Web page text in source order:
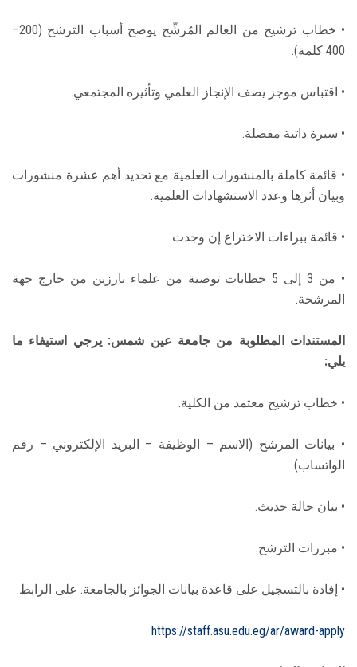
• خطاب ترشيح من العالم المُرشِّح يوضح أسباب الترشح (200–
400 كلمة).
• اقتباس موجز يصف الإنجاز العلمي وتأثيره المجتمعي.
• سيرة ذاتية مفصلة.
• قائمة كاملة بالمنشورات العلمية مع تحديد أهم عشرة منشورات
وبيان أثرها وعدد الاستشهادات العلمية.
• قائمة ببراءات الاختراع إن وجدت.
• من 3 إلى 5 خطابات توصية من علماء بارزين من خارج جهة
المرشحة.
المستندات المطلوبة من جامعة عين شمس: يرجي استيفاء ما
يلي:
• خطاب ترشيح معتمد من الكلية.
• بيانات المرشح (الاسم – الوظيفة – البريد الإلكتروني – رقم
الواتساب).
• بيان حالة حديث.
• مبررات الترشح.
• إفادة بالتسجيل على قاعدة بيانات الجوائز بالجامعة. على الرابط:
https://staff.asu.edu.eg/ar/award-apply